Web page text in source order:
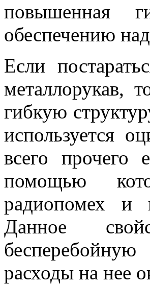
повышенная
обеспечению
Если
металлорукав,
гибкую
используется
всего
помощью
радиопомех и
Данное
расходы на нее